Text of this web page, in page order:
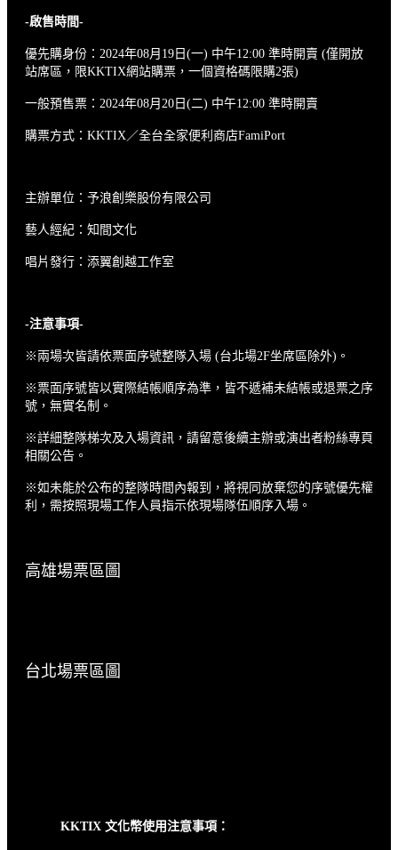
-啟售時間-
優先購身份：2024年08月19日(一) 中午12:00 準時開賣 (僅開放
站席區，限KKTIX網站購票，一個資格碼限購2張)
一般預售票：2024年08月20日(二) 中午12:00 準時開賣
購票方式：KKTIX／全台全家便利商店FamiPort
主辦單位：予浪創樂股份有限公司
藝人經紀：知間文化
唱片發行：添翼創越工作室
-注意事項-
※兩場次皆請依票面序號整隊入場 (台北場2F坐席區除外)。
※票面序號皆以實際結帳順序為準，皆不遞補未結帳或退票之序
號，無實名制。
※詳細整隊梯次及入場資訊，請留意後續主辦或演出者粉絲專頁
相關公告。
※如未能於公布的整隊時間內報到，將視同放棄您的序號優先權
利，需按照現場工作人員指示依現場隊伍順序入場 。
高雄場票區圖
台北場票區圖
KKTIX 文化幣使用注意事項：